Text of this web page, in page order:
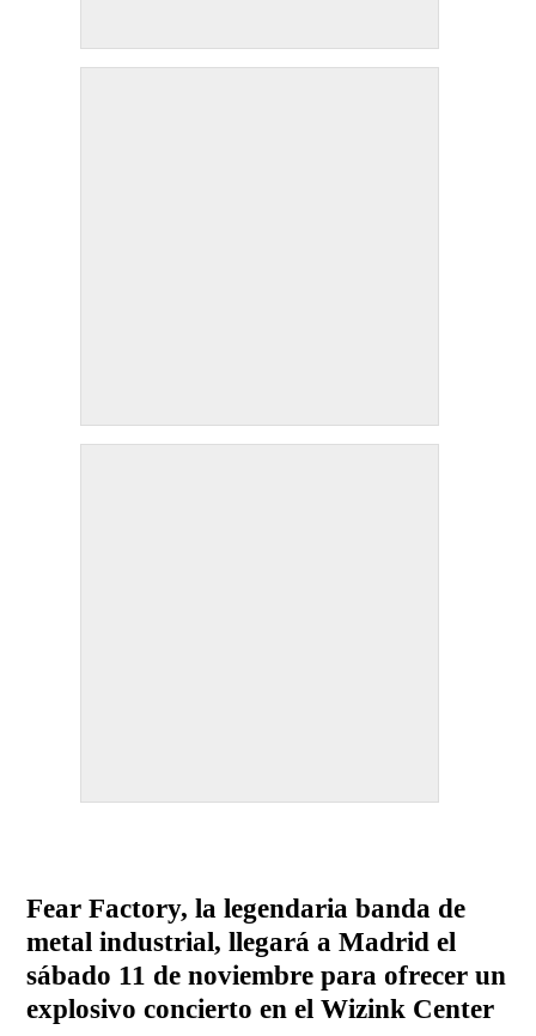
Fear Factory, la legendaria banda de
metal industrial, llegará a Madrid el
sábado 11 de noviembre para ofrecer un
explosivo concierto en el Wizink Center